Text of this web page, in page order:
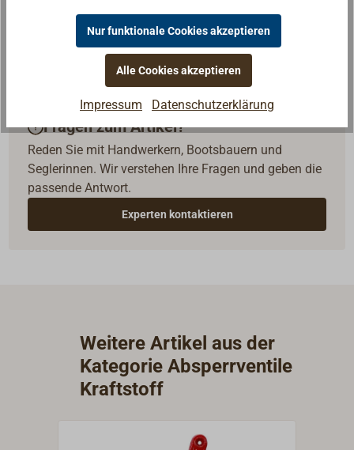
Fragen zum Artikel?
Reden Sie mit Handwerkern, Bootsbauern und
Seglerinnen. Wir verstehen Ihre Fragen und geben die
passende Antwort.
Experten kontaktieren
Weitere Artikel aus der
Kategorie Absperrventile
Kraftstoff
Nur funktionale Cookies akzeptieren
Alle Cookies akzeptieren
Impressum Datenschutzerklärung